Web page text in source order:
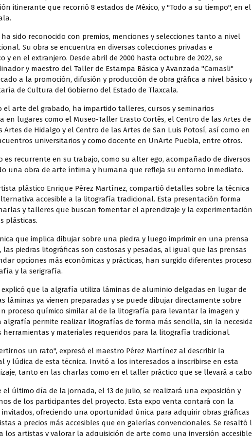
itinerante que recorrió 8 estados de México, y "Todo a su tiempo", en el
sido reconocido con premios, menciones y selecciones tanto a nivel
Su obra se encuentra en diversas colecciones privadas e
y en el extranjero. Desde abril de 2000 hasta octubre de 2022, se
y maestro del Taller de Estampa Básica y Avanzada "Camasli"
a la promoción, difusión y producción de obra gráfica a nivel básico y
de Cultura del Gobierno del Estado de Tlaxcala.
el arte del grabado, ha impartido talleres, cursos y seminarios
en lugares como el Museo-Taller Erasto Cortés, el Centro de las Artes de
Artes de Hidalgo y el Centro de las Artes de San Luis Potosí, así como en
universitarios y como docente en UnArte Puebla, entre otros.
es recurrente en su trabajo, como su alter ego, acompañado de diversos
una obra de arte íntima y humana que refleja su entorno inmediato.
plástico Enrique Pérez Martínez, compartió detalles sobre la técnica
accesible a la litografía tradicional. Esta presentación forma
y talleres que buscan fomentar el aprendizaje y la experimentación
plásticas.
que implica dibujar sobre una piedra y luego imprimir en una prensa
las piedras litográficas son costosas y pesadas, al igual que las prensas
opciones más económicas y prácticas, han surgido diferentes
y la serigrafía.
explicó que la algrafía utiliza láminas de aluminio delgadas en lugar de
láminas ya vienen preparadas y se puede dibujar directamente sobre
proceso químico similar al de la litografía para levantar la imagen y
algrafía permite realizar litografías de forma más sencilla, sin la
y materiales requeridos para la litografía tradicional.
un rato", expresó el maestro Pérez Martínez al describir la
y lúdica de esta técnica. Invitó a los interesados a inscribirse en esta
tanto en las charlas como en el taller práctico que se llevará a
el último día de la jornada, el 13 de julio, se realizará una exposición y
de los participantes del proyecto. Esta expo venta contará con la
invitados, ofreciendo una oportunidad única para adquirir obras gráficas
a precios más accesibles que en galerías convencionales. Se resaltó
los artistas y valorar la adquisición de arte como una inversión